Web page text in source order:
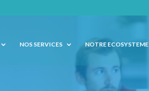
NOS SERVICES NOTRE ECOSYSTEME